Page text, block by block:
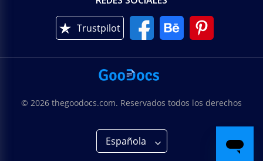
Trustpilot
© 2026 thegoodocs.com. Reservados todos los derechos
Española